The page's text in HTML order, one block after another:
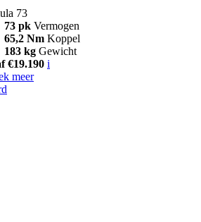
73
73 pk Vermogen
65,2 Nm Koppel
183 kg Gewicht
€19.190 i
meer